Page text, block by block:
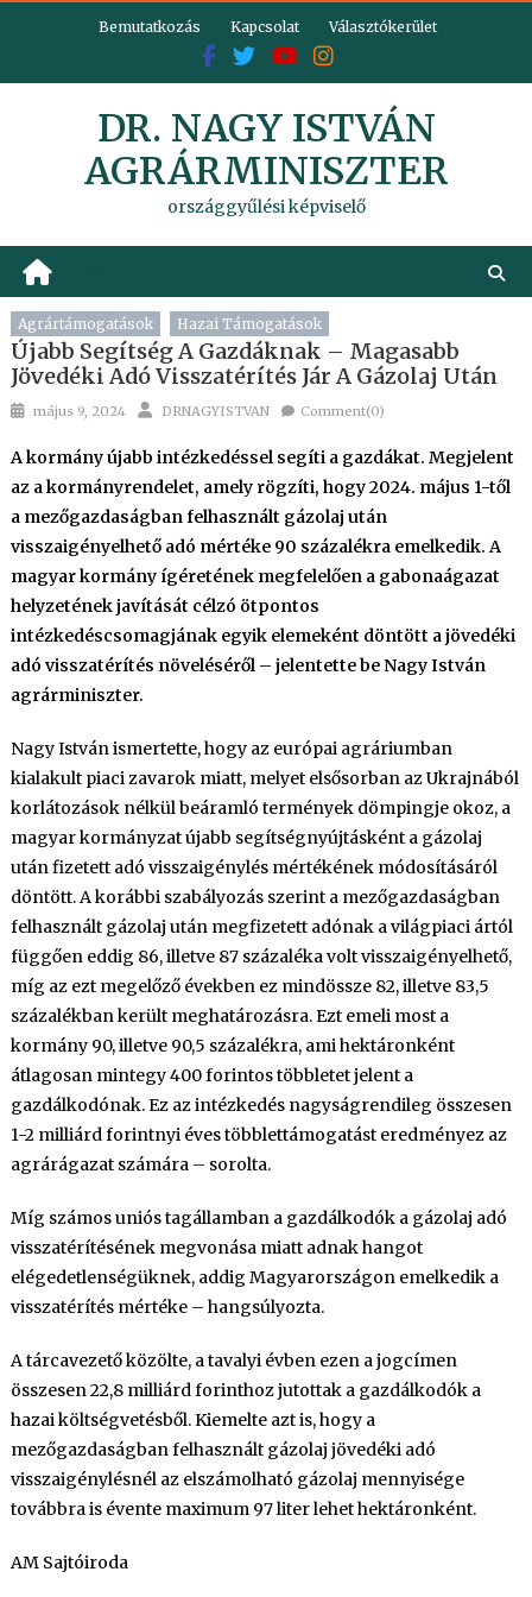
Bemutatkozás Kapcsolat Választókerület
DR. NAGY ISTVÁN
AGRÁRMINISZTER
országgyűlési képviselő
Agrártámogatások Hazai Támogatások
Újabb Segítség A Gazdáknak – Magasabb
Jövedéki Adó Visszatérítés Jár A Gázolaj Után
Posted
május 9, 2024 Author
DRNAGYISTVAN Comment(0)
A kormány újabb intézkedéssel segíti a gazdákat. Megjelent
az a kormányrendelet, amely rögzíti, hogy 2024. május 1-től
a mezőgazdaságban felhasznált gázolaj után
visszaigényelhető adó mértéke 90 százalékra emelkedik. A
magyar kormány ígéretének megfelelően a gabonaágazat
helyzetének javítását célzó ötpontos
intézkedéscsomagjának egyik elemeként döntött a jövedéki
adó visszatérítés növeléséről – jelentette be Nagy István
agrárminiszter.
Nagy István ismertette, hogy az európai agráriumban
kialakult piaci zavarok miatt, melyet elsősorban az Ukrajnából
korlátozások nélkül beáramló termények dömpingje okoz, a
magyar kormányzat újabb segítségnyújtásként a gázolaj
után fizetett adó visszaigénylés mértékének módosításáról
döntött. A korábbi szabályozás szerint a mezőgazdaságban
felhasznált gázolaj után megfizetett adónak a világpiaci ártól
függően eddig 86, illetve 87 százaléka volt visszaigényelhető,
míg az ezt megelőző években ez mindössze 82, illetve 83,5
százalékban került meghatározásra. Ezt emeli most a
kormány 90, illetve 90,5 százalékra, ami hektáronként
átlagosan mintegy 400 forintos többletet jelent a
gazdálkodónak. Ez az intézkedés nagyságrendileg összesen
1-2 milliárd forintnyi éves többlettámogatást eredményez az
agrárágazat számára – sorolta.
Míg számos uniós tagállamban a gazdálkodók a gázolaj adó
visszatérítésének megvonása miatt adnak hangot
elégedetlenségüknek, addig Magyarországon emelkedik a
visszatérítés mértéke – hangsúlyozta.
A tárcavezető közölte, a tavalyi évben ezen a jogcímen
összesen 22,8 milliárd forinthoz jutottak a gazdálkodók a
hazai költségvetésből. Kiemelte azt is, hogy a
mezőgazdaságban felhasznált gázolaj jövedéki adó
visszaigénylésnél az elszámolható gázolaj mennyisége
továbbra is évente maximum 97 liter lehet hektáronként.
AM Sajtóiroda